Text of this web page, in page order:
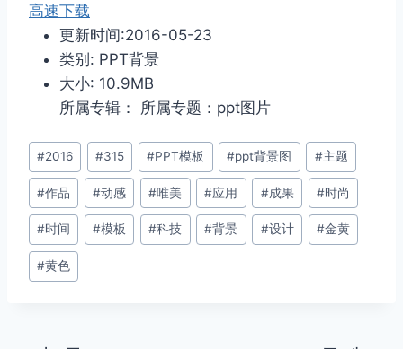
高速下载
更新时间:2016-05-23
类别: PPT背景
大小: 10.9MB
所属专辑： 所属专题：ppt图片
文
章
标
签：
#2016 #315 #PPT模板 #ppt背景图 #主题
#作品 #动感 #唯美 #应用 #成果 #时尚
#时间 #模板 #科技 #背景 #设计 #金黄
#黄色